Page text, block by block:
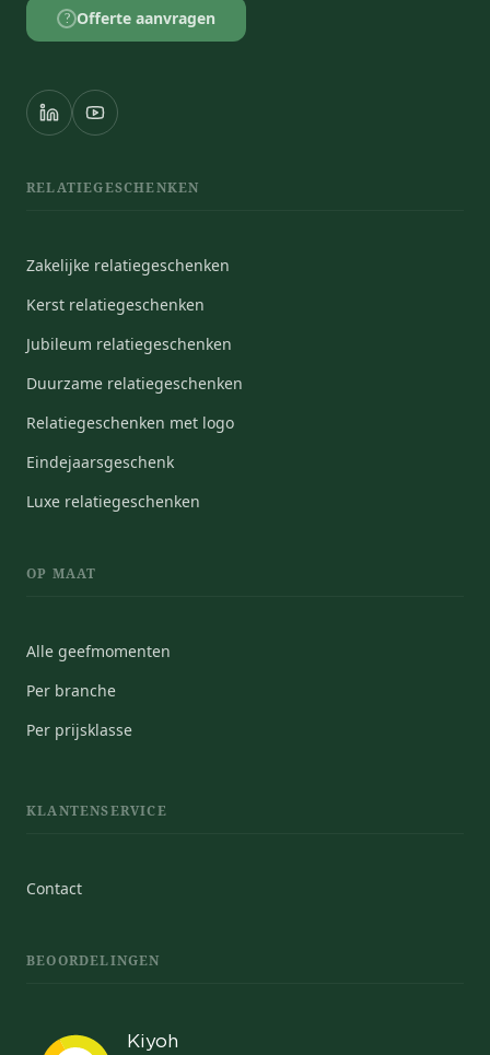
? Offerte aanvragen
RELATIEGESCHENKEN
Zakelijke relatiegeschenken
Kerst relatiegeschenken
Jubileum relatiegeschenken
Duurzame relatiegeschenken
Relatiegeschenken met logo
Eindejaarsgeschenk
Luxe relatiegeschenken
OP MAAT
Alle geefmomenten
Per branche
Per prijsklasse
KLANTENSERVICE
Contact
BEOORDELINGEN